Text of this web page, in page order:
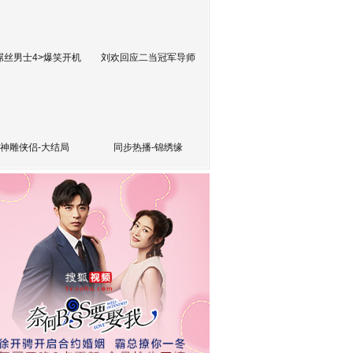
丝男士4>爆笑开机 刘欢回应二当冠军导师
神雕侠侣-大结局 同步热播-锦绣缘